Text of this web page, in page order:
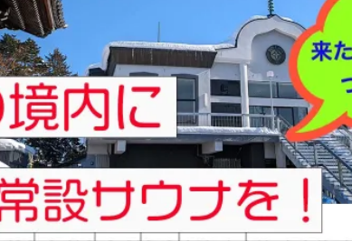
アート・写真 音楽
テクノロジー・ガジェット ゲーム・サービス
映像・映画 書籍・雑誌出版
ビジネス・起業 チャレンジ
まちづくり・地域活性化